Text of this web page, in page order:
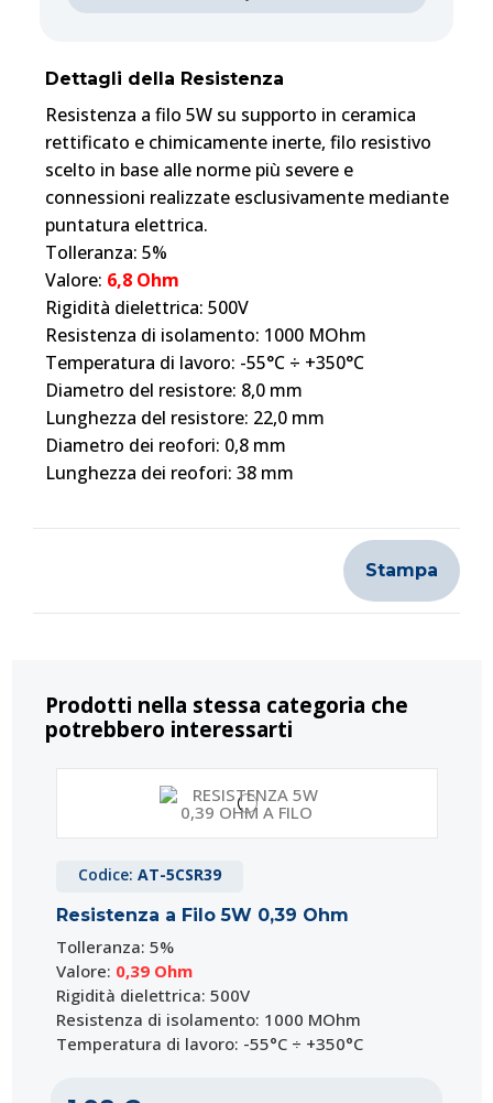
Dettagli della Resistenza
Resistenza a filo 5W su supporto in ceramica
rettificato e chimicamente inerte, filo resistivo
scelto in base alle norme più severe e
connessioni realizzate esclusivamente mediante
puntatura elettrica.
Tolleranza: 5%
Valore: 6,8 Ohm
Rigidità dielettrica: 500V
Resistenza di isolamento: 1000 MOhm
Temperatura di lavoro: -55°C ÷ +350°C
Diametro del resistore: 8,0 mm
Lunghezza del resistore: 22,0 mm
Diametro dei reofori: 0,8 mm
Lunghezza dei reofori: 38 mm
Stampa
Prodotti nella stessa categoria che
potrebbero interessarti
Codice: AT-5CSR39
Resistenza a Filo 5W 0,39 Ohm
Tolleranza: 5%
Valore: 0,39 Ohm
Rigidità dielettrica: 500V
Resistenza di isolamento: 1000 MOhm
Temperatura di lavoro: -55°C ÷ +350°C